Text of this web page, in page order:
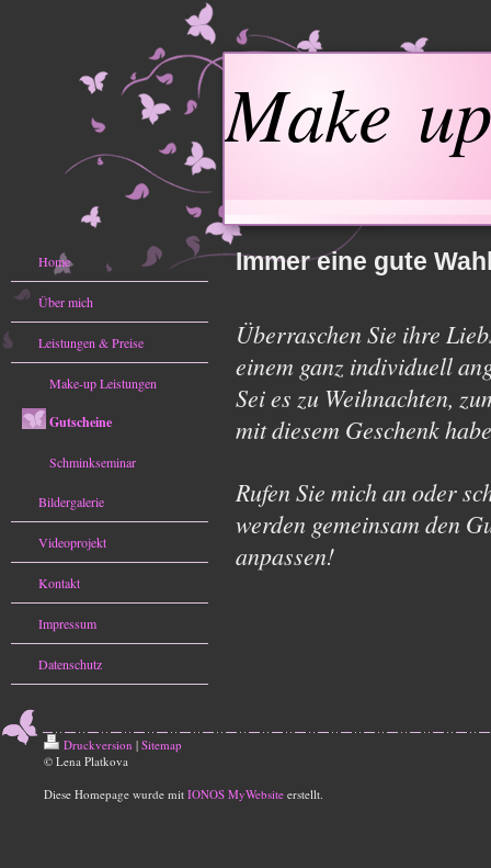
Make
Home
Über mich
Leistungen & Preise
Make-up Leistungen
Gutscheine
Schminkseminar
Bildergalerie
Videoprojekt
Kontakt
Impressum
Datenschutz
Immer eine gute
Überraschen Sie ihre
einem ganz individuell
Sei es zu Weihnachten,
mit diesem Geschenk
Rufen Sie mich an oder
werden gemeinsam den
anpassen!
Druckversion | Sitemap
© Lena Platkova
Diese Homepage wurde mit IONOS MyWebsite erstellt.